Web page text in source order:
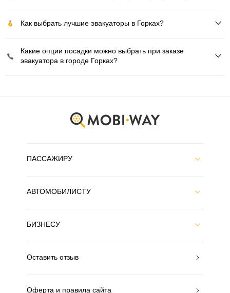
Как выбрать лучшие эвакуаторы в Горках?
Какие опции посадки можно выбрать при заказе
эвакуатора в городе Горках?
ПАССАЖИРУ
АВТОМОБИЛИСТУ
БИЗНЕСУ
Оставить отзыв
Оферта и правила сайта